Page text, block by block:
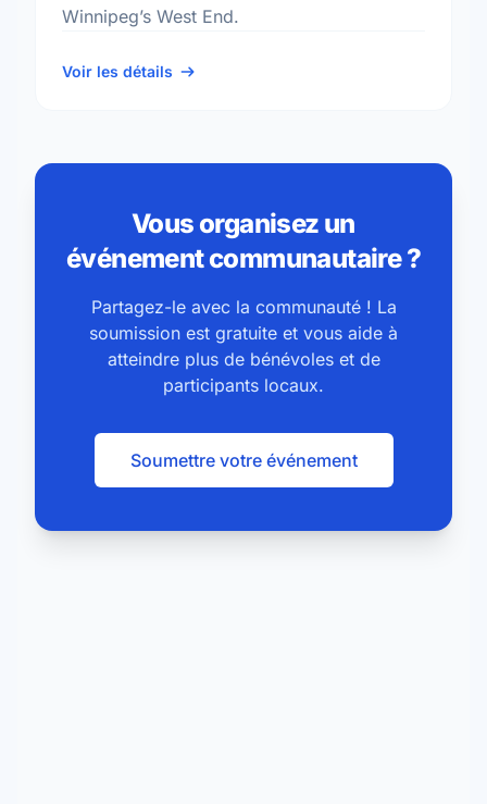
Winnipeg’s West End.
Voir les détails
Vous organisez un
événement communautaire ?
Partagez-le avec la communauté ! La
soumission est gratuite et vous aide à
atteindre plus de bénévoles et de
participants locaux.
Soumettre votre événement